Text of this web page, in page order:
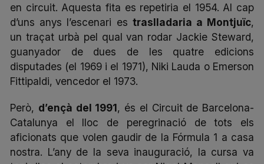
en circuit. Aquesta fita es repetiria el 1954. Al cap
d’uns anys l’escenari es traslladaria a Montjuïc,
un traçat urbà pel qual van rodar Jackie Steward,
guanyador de dues de les quatre edicions
disputades (el 1969 i el 1971), Niki Lauda o Emerson
Fittipaldi, vencedor el 1973.
Però, d’ençà del 1991, és el Circuit de Barcelona-
Catalunya el lloc de peregrinació de tots els
aficionats que volen gaudir de la Fórmula 1 a casa
nostra. L’any de la seva inauguració, la cursa va